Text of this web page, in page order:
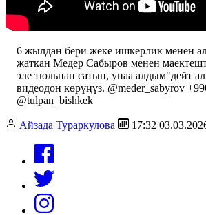
6 жылдан бери жеке ишкерлик менен
жаткан Медер Сабыров менен
эле тюльпан сатып, унаа алдым"дейт
видеодон көрүңүз. @meder_sabyrov
@tulpan_bishkek
Айзада Тураркулова 17:32